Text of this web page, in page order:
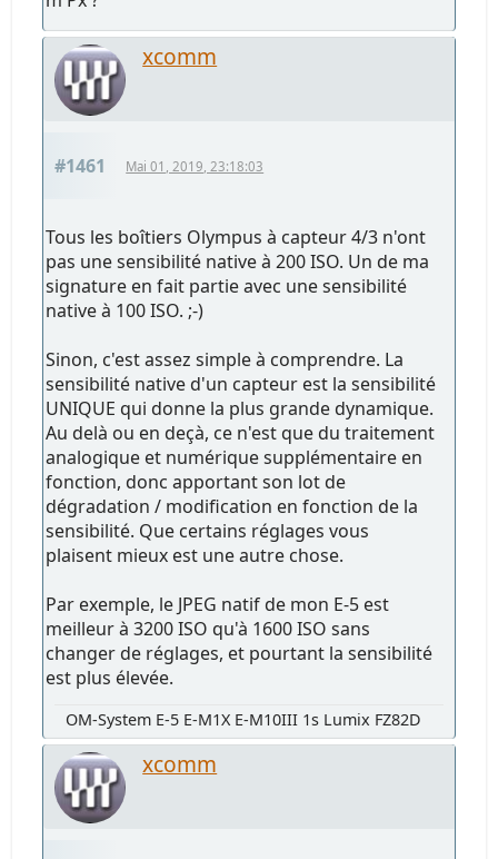
xcomm
#1461 Mai 01, 2019, 23:18:03
Tous les boîtiers Olympus à capteur 4/3 n'ont
pas une sensibilité native à 200 ISO. Un de ma
signature en fait partie avec une sensibilité
native à 100 ISO. ;-)
Sinon, c'est assez simple à comprendre. La
sensibilité native d'un capteur est la sensibilité
UNIQUE qui donne la plus grande dynamique.
Au delà ou en deçà, ce n'est que du traitement
analogique et numérique supplémentaire en
fonction, donc apportant son lot de
dégradation / modification en fonction de la
sensibilité. Que certains réglages vous
plaisent mieux est une autre chose.
Par exemple, le JPEG natif de mon E-5 est
meilleur à 3200 ISO qu'à 1600 ISO sans
changer de réglages, et pourtant la sensibilité
est plus élevée.
OM-System E-5 E-M1X E-M10III 1s Lumix FZ82D
xcomm